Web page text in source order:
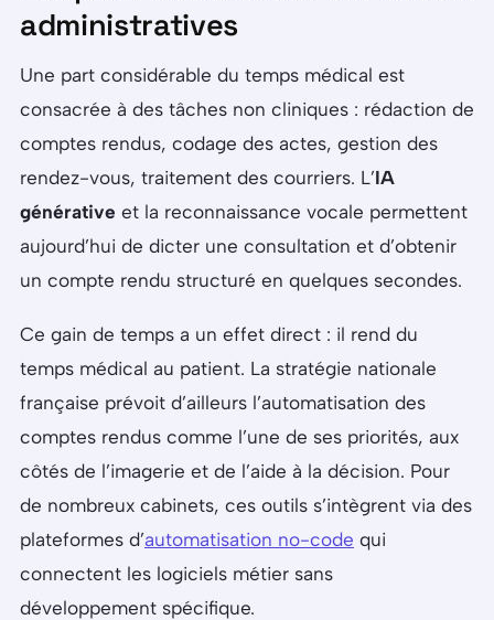
administratives
Une part considérable du temps médical est
consacrée à des tâches non cliniques : rédaction de
comptes rendus, codage des actes, gestion des
rendez-vous, traitement des courriers. L’IA
générative et la reconnaissance vocale permettent
aujourd’hui de dicter une consultation et d’obtenir
un compte rendu structuré en quelques secondes.
Ce gain de temps a un effet direct : il rend du
temps médical au patient. La stratégie nationale
française prévoit d’ailleurs l’automatisation des
comptes rendus comme l’une de ses priorités, aux
côtés de l’imagerie et de l’aide à la décision. Pour
de nombreux cabinets, ces outils s’intègrent via des
plateformes d’automatisation no-code qui
connectent les logiciels métier sans
développement spécifique.